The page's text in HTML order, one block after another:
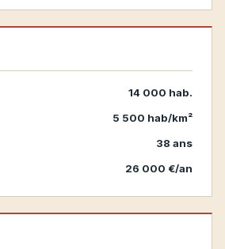
14 000 hab.
5 500 hab/km²
38 ans
26 000 €/an